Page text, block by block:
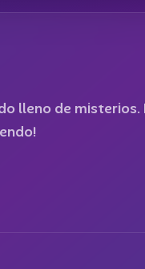
lleno de